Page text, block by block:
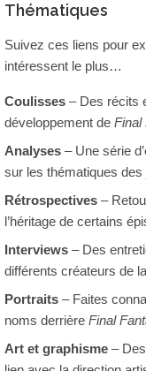
Thématiques
Suivez ces liens pour
intéressent le plus…
Coulisses– Des récits
développement de Final
Analyses– Une série
sur les thématiques des
Rétrospectives–
l’héritage de certains
Interviews– Des
différents créateurs de
Portraits– Faites
noms derrière Final
Art et graphisme– Des